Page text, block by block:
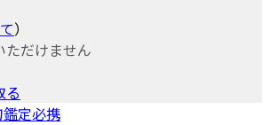
）
ただけません
る
鑑定必携